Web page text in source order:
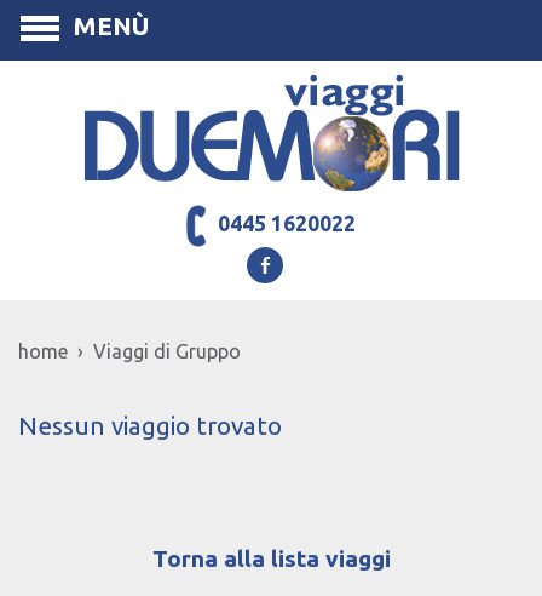
MENÙ
0445 1620022
home › Viaggi di Gruppo
Nessun viaggio trovato
Torna alla lista viaggi